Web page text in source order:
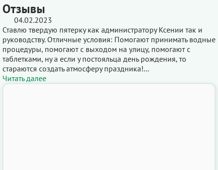
Отзывы
04.02.2023
Ставлю твердую пятерку как администратору Ксении так и
руководству. Отличные условия: Помогают принимать водные
процедуры, помогают с выходом на улицу, помогают с
таблетками, ну а если у постояльца день рождения, то
стараются создать атмосферу праздника!...
Читать далее